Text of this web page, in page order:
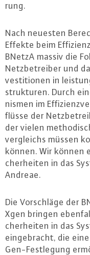
rung.
Nach neuesten
Ef­fek­te beim
BNetzA massiv die
Netz­be­trei­ber und
ves­ti­tio­nen in
struk­tu­ren. Durch
nis­men im
flüs­se der
der vielen
ver­gleichs müssen
können. Wir können
cher­hei­ten in das
Andreae.
Die Vor­schlä­ge der
Xgen bringen
cher­hei­ten in das
ein­ge­bracht, die
Gen-Fest­le­gung